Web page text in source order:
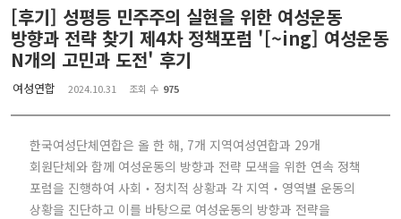
[후기] 성평등 민주주의 실현을 위한 여성운동
방향과 전략 찾기 제4차 정책포럼 '[~ing] 여성운동
N개의 고민과 도전' 후기
여성연합 2024.10.31 조회 수 975
한국여성단체연합은 올 한 해, 7개 지역여성연합과 29개
회원단체와 함께 여성운동의 방향과 전략 모색을 위한 연속 정책
포럼을 진행하여 사회‧정치적 상황과 각 지역‧영역별 운동의
상황을 진단하고 이를 바탕으로 여성운동의 방향과 전략을